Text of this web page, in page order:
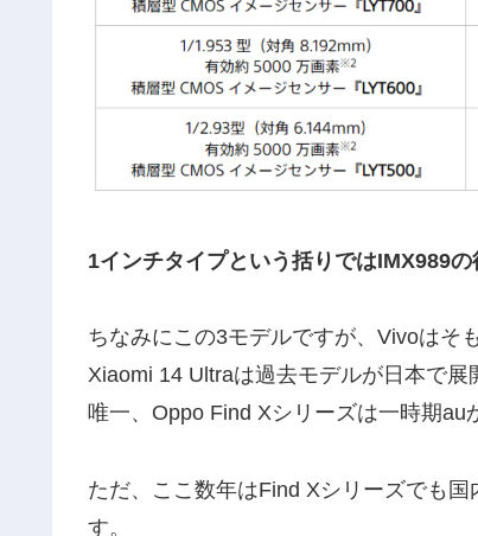
1インチタイプという括りではIMX989
ちなみにこの3モデルですが、Vivoはそ
Xiaomi 14 Ultraは過去モデルが日本で展
唯一、Oppo Find Xシリーズは一時期au
ただ、ここ数年はFind Xシリーズでも
す。